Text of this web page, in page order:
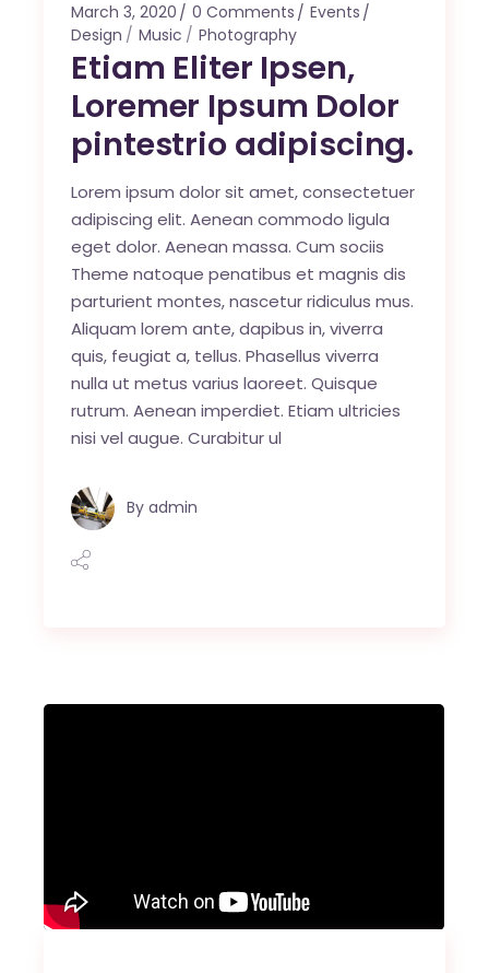
March 3, 2020 0 Comments
Events
Design
Music Photography
Etiam Eliter Ipsen,
Loremer Ipsum Dolor
pintestrio adipiscing.
Lorem ipsum dolor sit amet, consectetuer
adipiscing elit. Aenean commodo ligula
eget dolor. Aenean massa. Cum sociis
Theme natoque penatibus et magnis dis
parturient montes, nascetur ridiculus mus.
Aliquam lorem ante, dapibus in, viverra
quis, feugiat a, tellus. Phasellus viverra
nulla ut metus varius laoreet. Quisque
rutrum. Aenean imperdiet. Etiam ultricies
nisi vel augue. Curabitur ul
By admin